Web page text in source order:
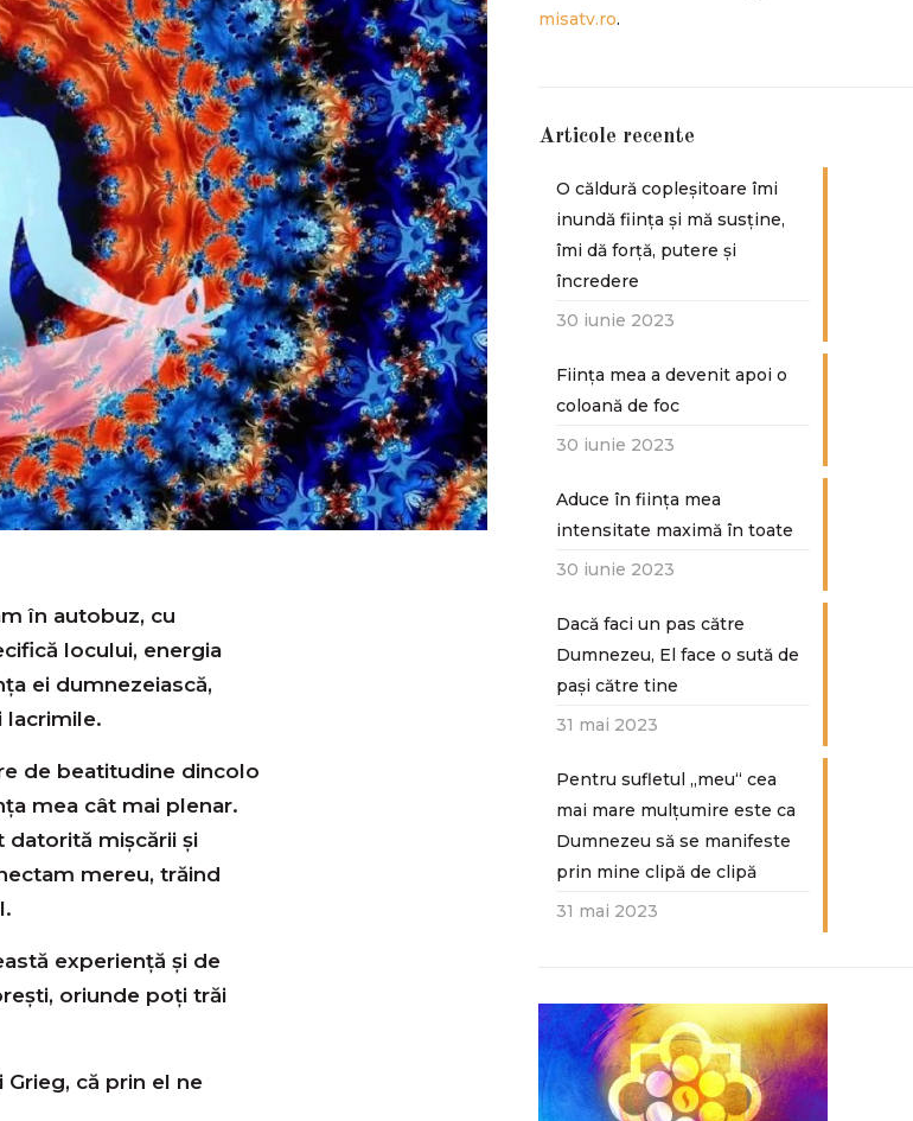
în autobuz, cu
locului, energia
ei dumnezeiască,
lacrimile.
de beatitudine dincolo
mea cât mai plenar.
datorită mișcării și
mereu, trăind
experiență și de
oriunde poți trăi
că prin el ne
misatv.ro.
Articole recente
O căldură copleșitoare îmi
inundă ființa și mă susține,
îmi dă forță, putere și
încredere
30 iunie 2023
Ființa mea a devenit apoi o
coloană de foc
30 iunie 2023
Aduce în ființa mea
intensitate maximă în toate
30 iunie 2023
Dacă faci un pas către
Dumnezeu, El face o sută de
paşi către tine
31 mai 2023
Pentru sufletul „meu“ cea
mai mare mulțumire este ca
Dumnezeu să se manifeste
prin mine clipă de clipă
31 mai 2023